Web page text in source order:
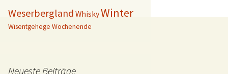
Weserbergland WhiskyWinter
Wisentgehege Wochenende
Neueste Beiträge